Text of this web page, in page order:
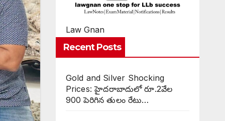
Law Gnan
Recent Posts
Gold and Silver Shocking
Prices: హైదరాబాదులో రూ.2వేల
900 పెరిగిన తులం రేటు…